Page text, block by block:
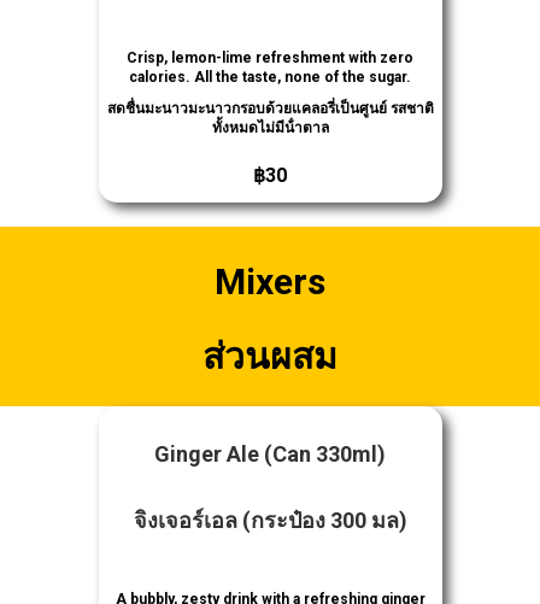
Crisp, lemon-lime refreshment with zero
calories. All the taste, none of the sugar.
สดชื่นมะนาวมะนาวกรอบด้วยแคลอรี่เป็นศูนย์ รสชาติ
ทั้งหมดไม่มีน้ําตาล
฿30
Mixers
ส่วนผสม
Ginger Ale (Can 330ml)
จิงเจอร์เอล (กระป๋อง 300 มล)
A bubbly, zesty drink with a refreshing ginger